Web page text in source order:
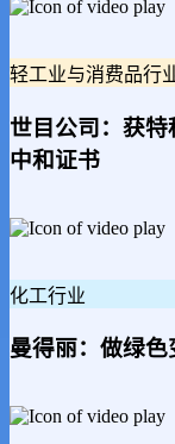
轻工业与消费品行
世目公司：获
中和证书
化工行业
曼得丽：做绿